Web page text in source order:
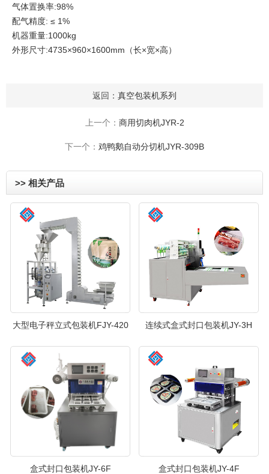
气体置换率:98%
配气精度: ≤ 1%
机器重量:1000kg
外形尺寸:4735×960×1600mm（长×宽×高）
返回： 真空包装机系列
上一个： 商用切肉机JYR-2
下一个： 鸡鸭鹅自动分切机JYR-309B
>> 相关产品
大型电子秤立式包装机FJY-420 连续式盒式封口包装机JY-3H
盒式封口包装机JY-6F 盒式封口包装机JY-4F